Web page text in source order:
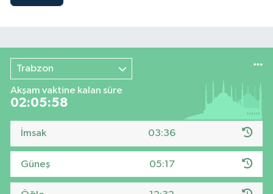
Trabzon
Akşam vaktine kalan süre
02:05:57
İmsak 03:36
Güneş 05:17